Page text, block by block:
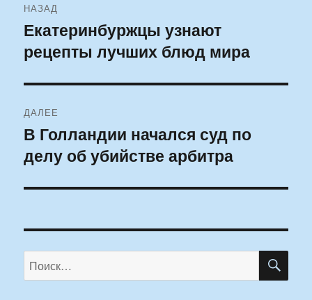
по
записям
НАЗАД
Предыдущая
запись:
Екатеринбуржцы узнают
рецепты лучших блюд мира
ДАЛЕЕ
Следующая
запись:
В Голландии начался суд по
делу об убийстве арбитра
Искать: